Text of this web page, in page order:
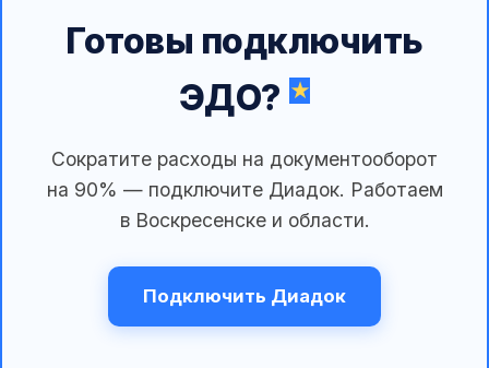
Готовы подключить
ЭДО?
Сократите расходы на документооборот
на 90% — подключите Диадок. Работаем
в Воскресенске и области.
Подключить Диадок